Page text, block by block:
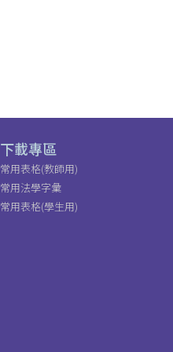
下載專區
常用表格(教師用)
常用法學字彙
常用表格(學生用)